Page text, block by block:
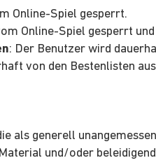
Online-Spiel gesperrt.
Online-Spiel gesperrt
: Der Benutzer wird
von den Bestenlisten
als generell
und/oder